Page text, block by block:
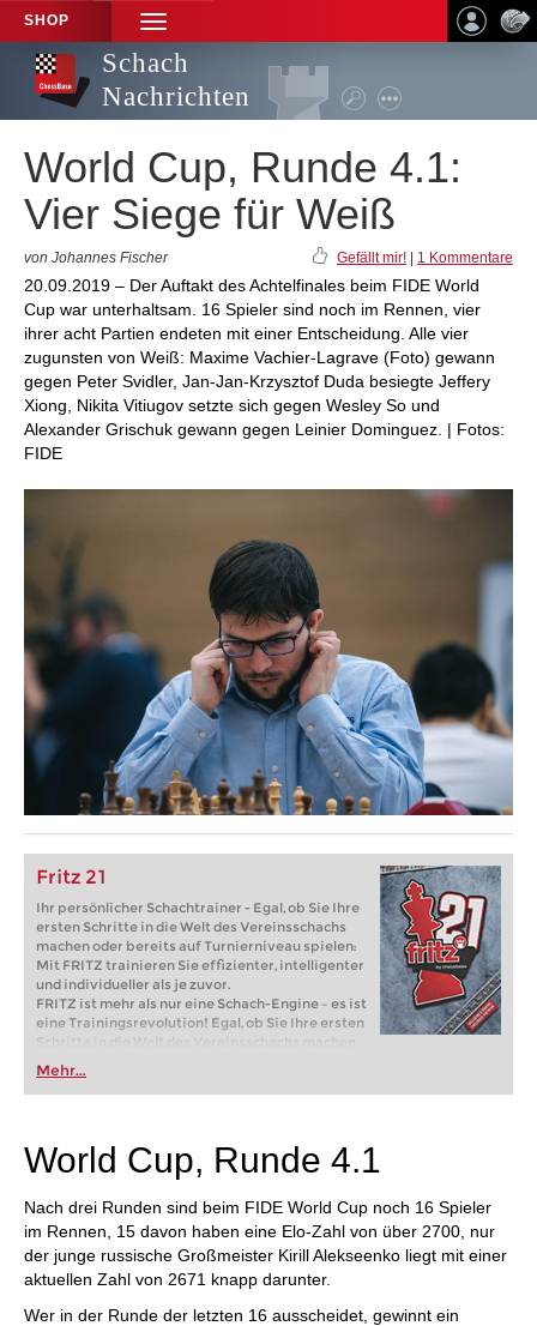
SHOP
TOGGLE
NAVIGATION
Schach
Nachrichten
World Cup, Runde 4.1:
Vier Siege für Weiß
von Johannes Fischer Gefällt mir! 1 Kommentare
20.09.2019 – Der Auftakt des Achtelfinales beim FIDE World
Cup war unterhaltsam. 16 Spieler sind noch im Rennen, vier
ihrer acht Partien endeten mit einer Entscheidung. Alle vier
zugunsten von Weiß: Maxime Vachier-Lagrave (Foto) gewann
gegen Peter Svidler, Jan-Jan-Krzysztof Duda besiegte Jeffery
Xiong, Nikita Vitiugov setzte sich gegen Wesley So und
Alexander Grischuk gewann gegen Leinier Dominguez. | Fotos:
FIDE
Fritz 21
Ihr persönlicher Schachtrainer - Egal, ob Sie Ihre
ersten Schritte in die Welt des Vereinsschachs
machen oder bereits auf Turnierniveau spielen:
Mit FRITZ trainieren Sie effizienter, intelligenter
und individueller als je zuvor.
FRITZ ist mehr als nur eine Schach-Engine – es ist
eine Trainingsrevolution! Egal, ob Sie Ihre ersten
Schritte in die Welt des Vereinsschachs machen
oder bereits auf Turnierniveau spielen: Mit
FRITZ trainieren Sie effizienter, intelligenter und
individueller als je zuvor.
Mehr...
World Cup, Runde 4.1
Nach drei Runden sind beim FIDE World Cup noch 16 Spieler
im Rennen, 15 davon haben eine Elo-Zahl von über 2700, nur
der junge russische Großmeister Kirill Alekseenko liegt mit einer
aktuellen Zahl von 2671 knapp darunter.
Wer in der Runde der letzten 16 ausscheidet, gewinnt ein